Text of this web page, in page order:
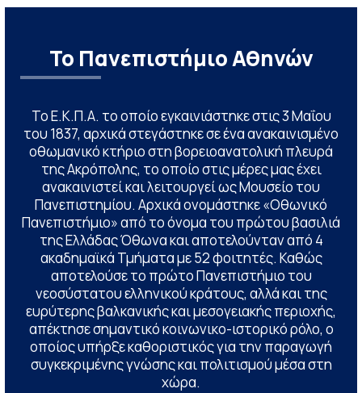
Το Πανεπιστήμιο Αθηνών
Το Ε.Κ.Π.Α. το οποίο εγκαινιάστηκε στις 3 Μαΐου
του 1837, αρχικά στεγάστηκε σε ένα ανακαινισμένο
οθωμανικό κτήριο στη βορειοανατολική πλευρά
της Ακρόπολης, το οποίο στις μέρες μας έχει
ανακαινιστεί και λειτουργεί ως Μουσείο του
Πανεπιστημίου. Αρχικά ονομάστηκε «Οθωνικό
Πανεπιστήμιο» από το όνομα του πρώτου βασιλιά
της Ελλάδας Όθωνα και αποτελούνταν από 4
ακαδημαϊκά Τμήματα με 52 φοιτητές. Καθώς
αποτελούσε το πρώτο Πανεπιστήμιο του
νεοσύστατου ελληνικού κράτους, αλλά και της
ευρύτερης βαλκανικής και μεσογειακής περιοχής,
απέκτησε σημαντικό κοινωνικο-ιστορικό ρόλο, ο
οποίος υπήρξε καθοριστικός για την παραγωγή
συγκεκριμένης γνώσης και πολιτισμού μέσα στη
χώρα.